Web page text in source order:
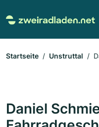
Startseite Unstruttal
Daniel